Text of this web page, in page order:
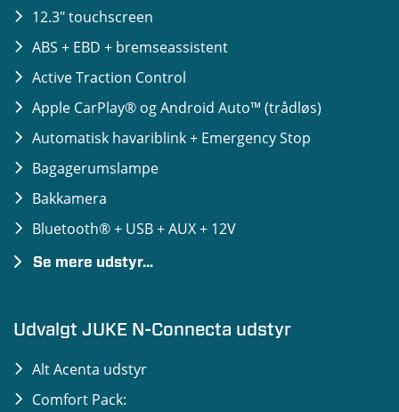
12.3" touchscreen
ABS + EBD + bremseassistent
Active Traction Control
Apple CarPlay® og Android Auto™ (trådløs)
Automatisk havariblink + Emergency Stop
Bagagerumslampe
Bakkamera
Bluetooth® + USB + AUX + 12V
Se mere udstyr...
Elektrisk indstillelige sidespejle med integreret
Fartpilot & hastighedsbegrænser
Fuldautomatisk fjernlys
Udvalgt JUKE N-Connecta udstyr
Alt Acenta udstyr
Comfort Pack: